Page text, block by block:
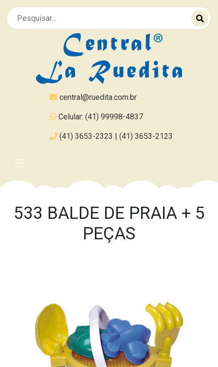
central@ruedita.com.br
Celular: (41) 99998-4837
(41) 3653-2323 | (41) 3653-2123
533 BALDE DE PRAIA + 5
PEÇAS